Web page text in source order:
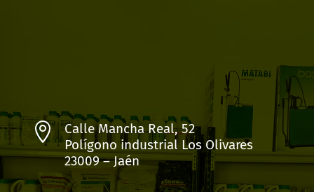

Calle Mancha Real, 52
Polígono industrial Los Olivares
23009 – Jaén